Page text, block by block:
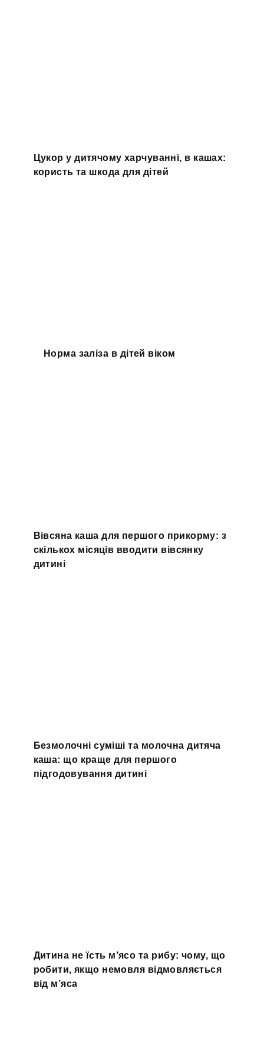
Цукор у дитячому харчуванні, в кашах:
користь та шкода для дітей
Норма заліза в дітей віком
Вівсяна каша для першого прикорму: з
скількох місяців вводити вівсянку
дитині
Безмолочні суміші та молочна дитяча
каша: що краще для першого
підгодовування дитині
Дитина не їсть м’ясо та рибу: чому, що
робити, якщо немовля відмовляється
від м’яса